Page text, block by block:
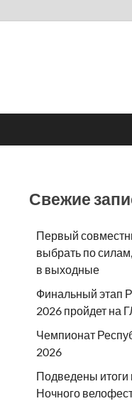
Свежие
Первый
выбрать по
в выходные
Финальный этап
2026 пройдет на
Чемпионат
2026
Подведены итоги
Ночного